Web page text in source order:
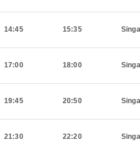
14:45 15:35
17:00 18:00
19:45 20:50
21:30 22:20